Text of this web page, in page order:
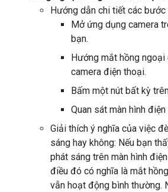
Hướng dẫn chi tiết các bước
Mở ứng dụng camera
bạn.
Hướng mắt hồng
camera điện thoại.
Bấm một nút bất kỳ
Quan sát màn hình điện
Giải thích ý nghĩa của việc
sáng hay không: Nếu bạn
phát sáng trên màn hình
điều đó có nghĩa là mắt
vẫn hoạt động bình thường.